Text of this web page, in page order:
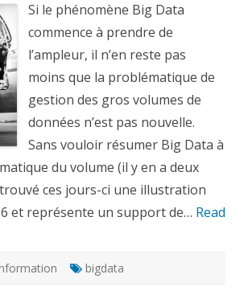
1956
:
à
quoi
ressemblaient
5Mb
de
données
Si le phénomène Big Data
commence à prendre de
l’ampleur, il n’en reste pas
moins que la problématique de
gestion des gros volumes de
données n’est pas nouvelle.
Sans vouloir résumer Big Data à
du volume (il y en a deux
ces jours-ci une illustration
et représente un support de… Read
bigdata